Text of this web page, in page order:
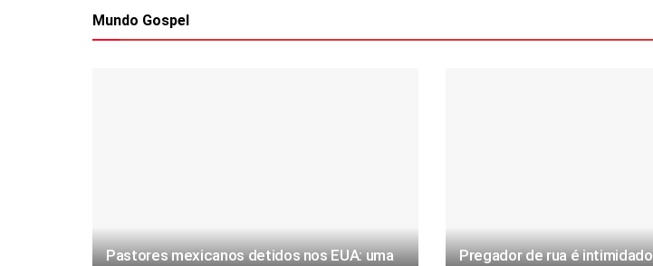
Mundo Gospel
Pastores mexicanos detidos nos EUA: uma
Pregador de rua é